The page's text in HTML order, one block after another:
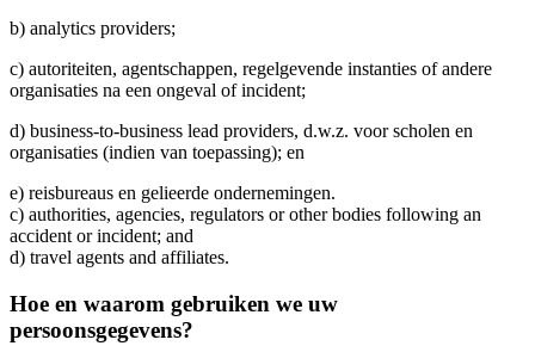
b) analytics providers;
c) autoriteiten, agentschappen, regelgevende instanties of andere
organisaties na een ongeval of incident;
d) business-to-business lead providers, d.w.z. voor scholen en
organisaties (indien van toepassing); en
e) reisbureaus en gelieerde ondernemingen.
c) authorities, agencies, regulators or other bodies following an
accident or incident; and
d) travel agents and affiliates.
Hoe en waarom gebruiken we uw
persoonsgegevens?